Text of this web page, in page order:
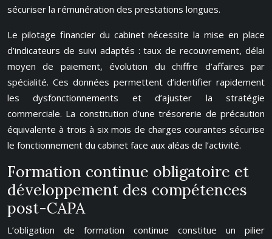
sécuriser la rémunération des prestations longues.
Le pilotage financier du cabinet nécessite la mise en place
d’indicateurs de suivi adaptés : taux de recouvrement, délai
moyen de paiement, évolution du chiffre d’affaires par
spécialité. Ces données permettent d’identifier rapidement
les dysfonctionnements et d’ajuster la stratégie
commerciale. La constitution d’une trésorerie de précaution
équivalente à trois à six mois de charges courantes sécurise
le fonctionnement du cabinet face aux aléas de l’activité.
Formation continue obligatoire et
développement des compétences
post-CAPA
L’obligation de formation continue constitue un pilier